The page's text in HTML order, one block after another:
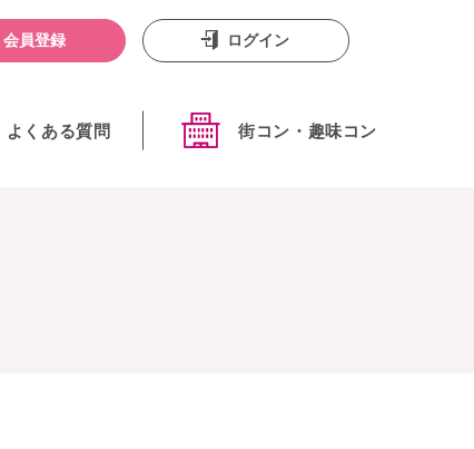
よくある質問 街コン・趣味コン
会員登録 ログイン